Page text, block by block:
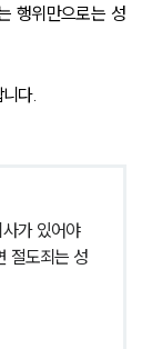
행위만으로는 성
다.
가 있어야
절도죄는 성